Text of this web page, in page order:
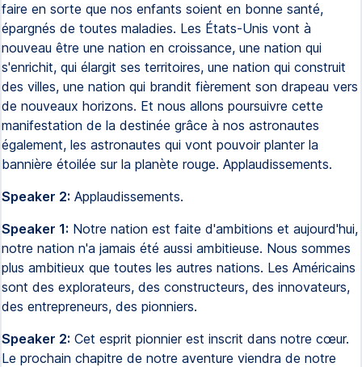
faire en sorte que nos enfants soient en bonne santé,
épargnés de toutes maladies. Les États-Unis vont à
nouveau être une nation en croissance, une nation qui
s'enrichit, qui élargit ses territoires, une nation qui construit
des villes, une nation qui brandit fièrement son drapeau vers
de nouveaux horizons. Et nous allons poursuivre cette
manifestation de la destinée grâce à nos astronautes
également, les astronautes qui vont pouvoir planter la
bannière étoilée sur la planète rouge. Applaudissements.
Speaker 2: Applaudissements.
Speaker 1: Notre nation est faite d'ambitions et aujourd'hui,
notre nation n'a jamais été aussi ambitieuse. Nous sommes
plus ambitieux que toutes les autres nations. Les Américains
sont des explorateurs, des constructeurs, des innovateurs,
des entrepreneurs, des pionniers.
Speaker 2: Cet esprit pionnier est inscrit dans notre cœur.
Le prochain chapitre de notre aventure viendra de notre